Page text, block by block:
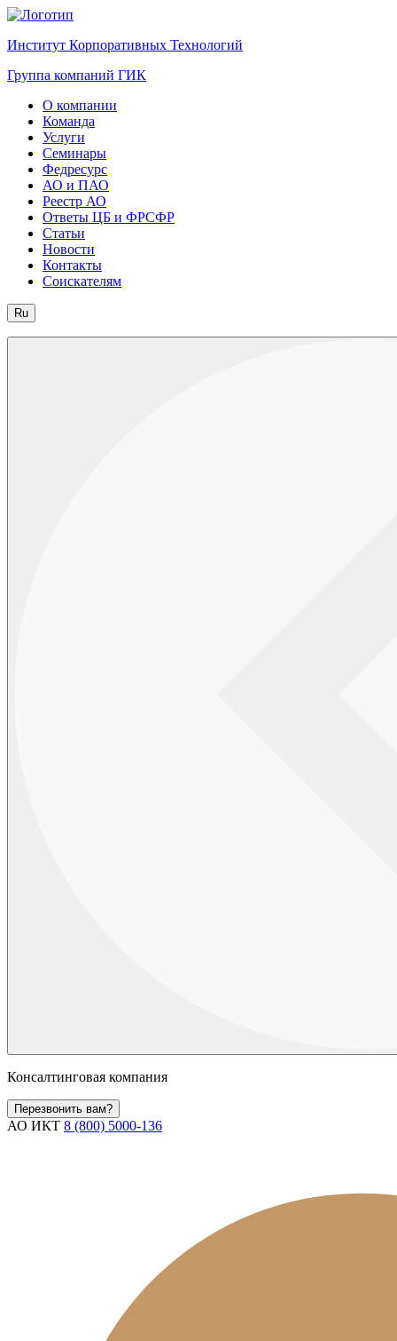
Институт Корпоративных Технологий
Группа компаний ГИК
О компании
Команда
Услуги
Семинары
Федресурс
АО и ПАО
Реестр АО
Ответы ЦБ и ФРСФР
Статьи
Новости
Контакты
Соискателям
Ru
Консалтинговая компания
Перезвонить вам?
АО ИКТ 8 (800) 5000-136